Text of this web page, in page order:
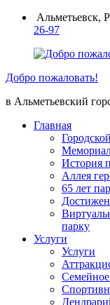
ПерейтиАльметьевск,
26-97
Добро пожаловать!
в Альметьевский
Главная
История
Аллея
65 лет
парку
Услуги
Услуги